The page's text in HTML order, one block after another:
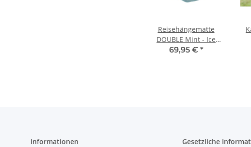
Reisehängematte
DOUBLE Mint - Ice
Brown
69,95 € *
Informationen Gesetzliche